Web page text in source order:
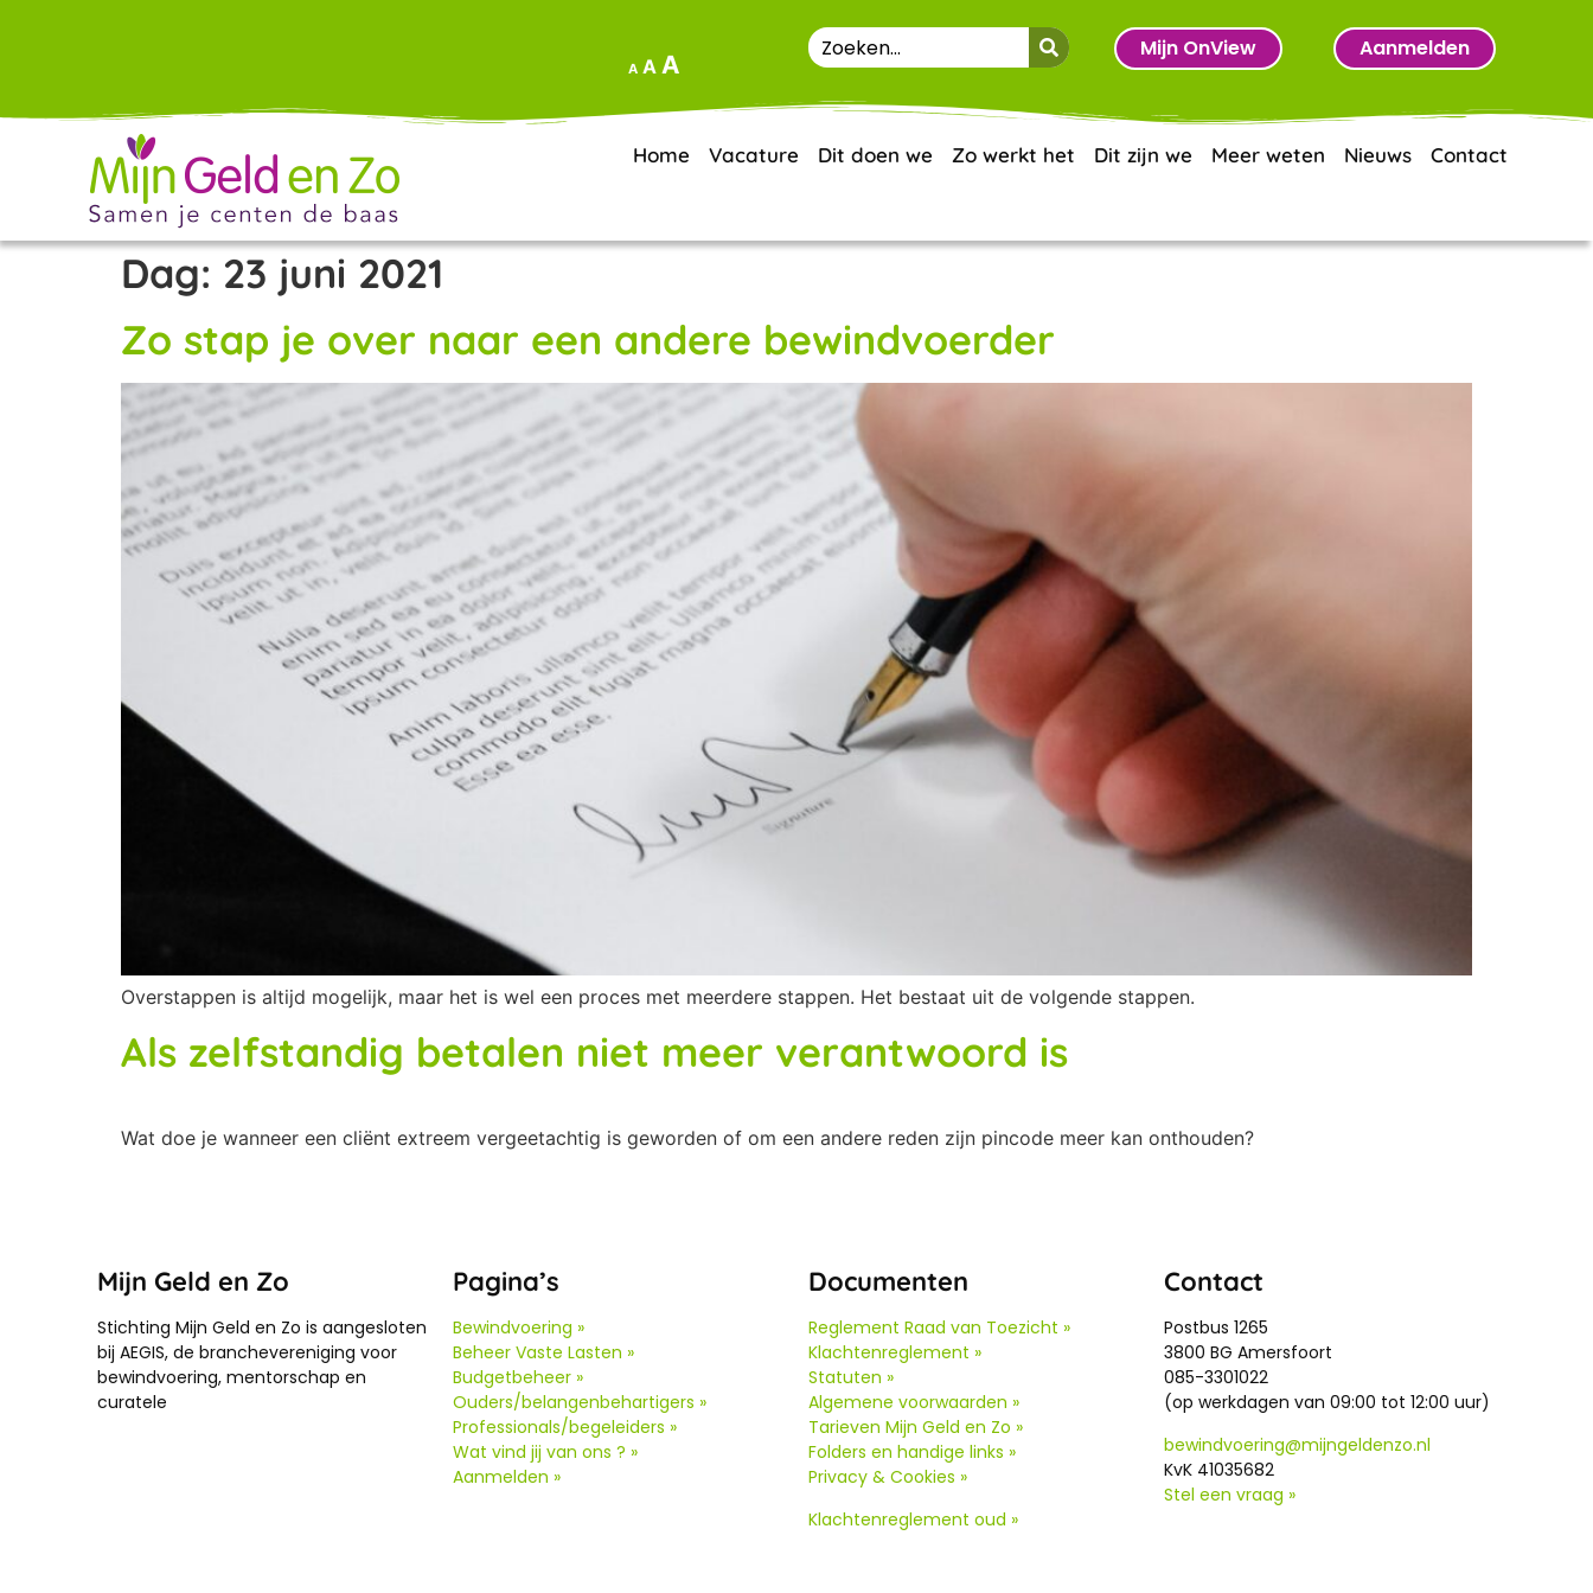
A A A
Mijn OnView Aanmelden
Home Vacature Dit doen we Zo werkt het Dit zijn we Meer weten Nieuws Contact
Dag: 23 juni 2021
Zo stap je over naar een andere bewindvoerder
Overstappen is altijd mogelijk, maar het is wel een proces met meerdere stappen. Het bestaat uit de volgende stappen.
Als zelfstandig betalen niet meer verantwoord is
Wat doe je wanneer een cliënt extreem vergeetachtig is geworden of om een andere reden zijn pincode meer kan onthouden?
Mijn Geld en Zo
Stichting Mijn Geld en Zo is aangesloten
bij AEGIS, de branchevereniging voor
bewindvoering, mentorschap en
curatele
Pagina’s
Bewindvoering »
Beheer Vaste Lasten »
Budgetbeheer »
Ouders/belangenbehartigers »
Professionals/begeleiders »
Wat vind jij van ons ? »
Aanmelden »
Documenten
Reglement Raad van Toezicht »
Klachtenreglement »
Statuten »
Algemene voorwaarden »
Tarieven Mijn Geld en Zo »
Folders en handige links »
Privacy & Cookies »
Klachtenreglement oud »
Contact
Postbus 1265
3800 BG Amersfoort
085-3301022
(op werkdagen van 09:00 tot 12:00 uur)
bewindvoering@mijngeldenzo.nl
KvK 41035682
Stel een vraag »